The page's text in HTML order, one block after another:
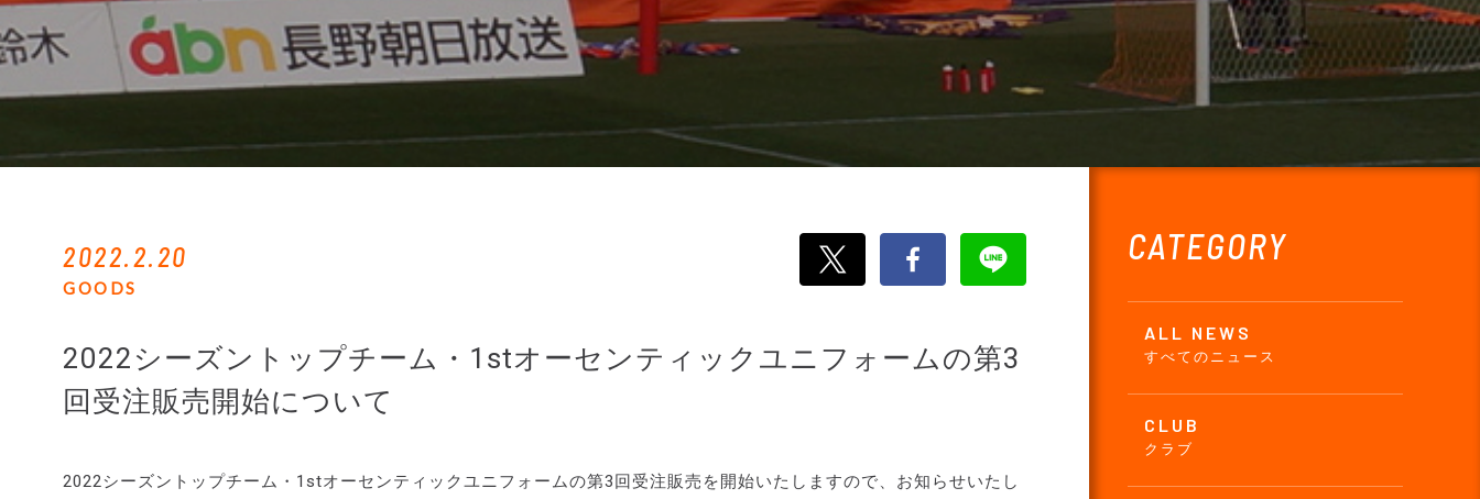
CATEGORY
ALL NEWS
すべてのニュース
CLUB
クラブ
2022.2.20
GOODS
2022シーズントップチーム・1stオーセンティックユニフォームの第3
回受注販売開始について
2022シーズントップチーム・1stオーセンティックユニフォームの第3回受注販売を開始いたしますので、お知らせいたし